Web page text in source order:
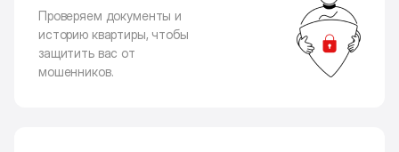
Проверяем документы и
историю квартиры, чтобы
защитить вас от
мошенников.